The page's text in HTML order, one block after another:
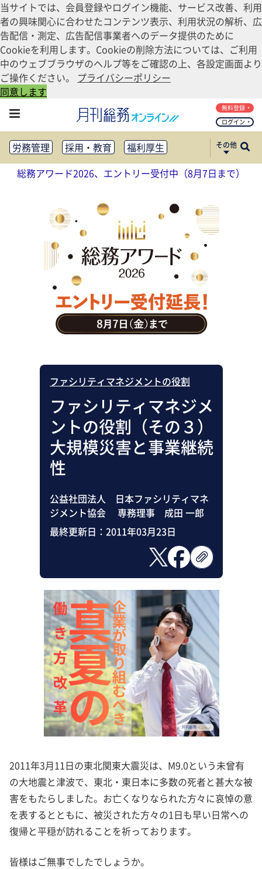
当サイトでは、会員登録やログイン機能、サービス改善、利用
者の興味関心に合わせたコンテンツ表示、利用状況の解析、広
告配信・測定、広告配信事業者へのデータ提供のために
Cookieを利用します。Cookieの削除方法については、ご利用
中のウェブブラウザのヘルプ等をご確認の上、各設定画面より
ご操作ください。 プライバシーポリシー
同意します
ログイン
無料登録
労務管理 採用・教育
福利厚生
健康経営
働き方改革
法務・コンプライアンス
リスクマネジメント・BCP
社外・社内広報
社外・社内コミュニケーション活性化
FM・オフィス移転
CSR・SDGs
テクノロジー活用・DX
助成金・補助金・コスト削減
アウトソーシング・BPO
調査・レポート
その他
総務アワード2026、エントリー受付中（8月7日まで）
ファシリティマネジメントの役割
ファシリティマネジメ
ントの役割（その３）
大規模災害と事業継続
性
公益社団法人 日本ファシリティマネ
ジメント協会 専務理事 成田 一郎
最終更新日： 2011年03月23日
2011年3月11日の東北関東大震災は、M9.0という未曾有
の大地震と津波で、東北・東日本に多数の死者と甚大な被
害をもたらしました。お亡くなりなられた方々に哀悼の意
を表するとともに、被災された方々の1日も早い日常への
復帰と平穏が訪れることを祈っております。
皆様はご無事でしたでしょうか。